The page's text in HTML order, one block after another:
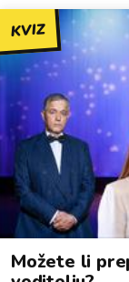
KVIZ
Možete li